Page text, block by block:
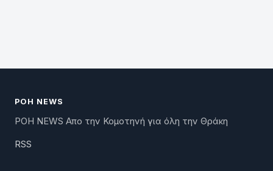
ΡΟΗ NEWS
ΡΟΗ NEWS Απο την Κομοτηνή για όλη την Θράκη
RSS